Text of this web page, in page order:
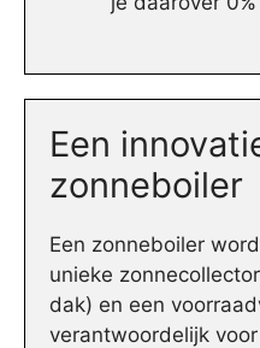
Een
zonneboiler
Een zonneboiler
unieke
dak) en een
verantwoordelijk